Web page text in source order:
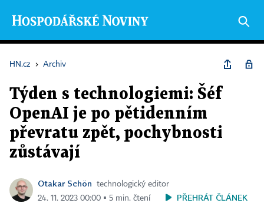
HN.cz › Archiv
Týden s technologiemi: Šéf
OpenAI je po pětidenním
převratu zpět, pochybnosti
zůstávají
Otakar Schön
technologický editor
24. 11. 2023 00:00 ▪ 5 min. čtení
PŘEHRÁT ČLÁNEK